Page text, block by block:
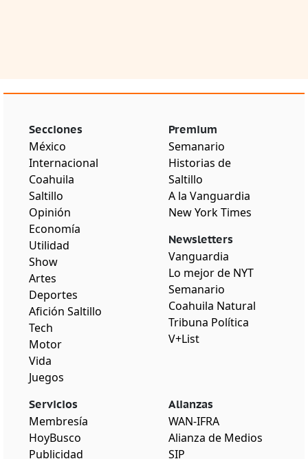
Secciones
México
Internacional
Coahuila
Saltillo
Opinión
Economía
Utilidad
Show
Artes
Deportes
Afición Saltillo
Tech
Motor
Vida
Juegos
Premium
Semanario
Historias de
Saltillo
A la Vanguardia
New York Times
Newsletters
Vanguardia
Lo mejor de NYT
Semanario
Coahuila Natural
Tribuna Política
V+List
Servicios
Membresía
HoyBusco
Publicidad
Alianzas
WAN-IFRA
Alianza de Medios
SIP